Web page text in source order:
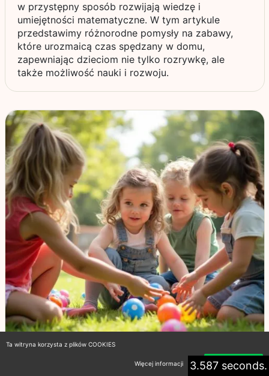
w przystępny sposób rozwijają wiedzę i
umiejętności matematyczne. W tym artykule
przedstawimy różnorodne pomysły na zabawy,
które urozmaicą czas spędzany w domu,
zapewniając dzieciom nie tylko rozrywkę, ale
także możliwość nauki i rozwoju.
3.587 seconds.
Ta witryna korzysta z plików COOKIES
Więcej informacji Akceptuję